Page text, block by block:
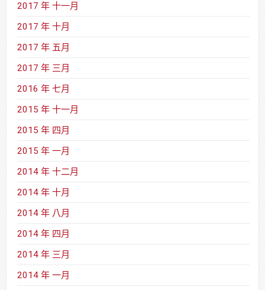
2017 年 十一月
2017 年 十月
2017 年 五月
2017 年 三月
2016 年 七月
2015 年 十一月
2015 年 四月
2015 年 一月
2014 年 十二月
2014 年 十月
2014 年 八月
2014 年 四月
2014 年 三月
2014 年 一月